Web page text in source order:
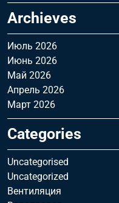
Archieves
Июль 2026
Июнь 2026
Май 2026
Апрель 2026
Март 2026
Categories
Uncategorised
Uncategorized
Вентиляция